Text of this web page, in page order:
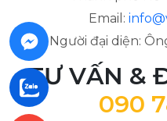
Email:
Người đại diện:
TƯ VẤN &
090